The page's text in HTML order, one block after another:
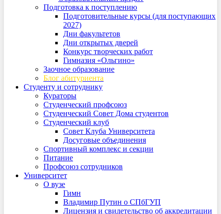
Подготовка к поступлению
Подготовительные курсы (для поступающих
2027)
Дни факультетов
Дни открытых дверей
Конкурс творческих работ
Гимназия «Ольгино»
Заочное образование
Блог абитуриента
Студенту и сотруднику
Кураторы
Студенческий профсоюз
Студенческий Совет Дома студентов
Студенческий клуб
Совет Клуба Университета
Досуговые объединения
Спортивный комплекс и секции
Питание
Профсоюз сотрудников
Университет
О вузе
Гимн
Владимир Путин о СПбГУП
Лицензия и свидетельство об аккредитации